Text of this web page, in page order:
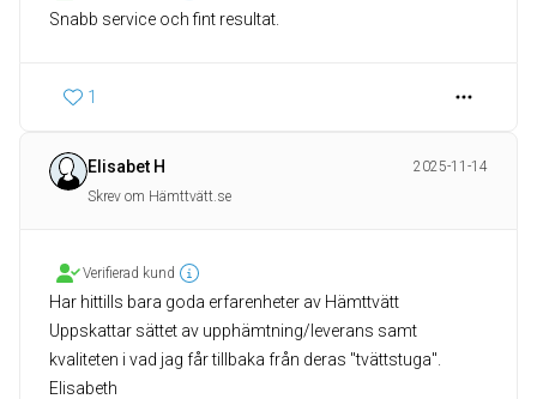
Snabb service och fint resultat.
1
Elisabet H
2025-11-14
Skrev om Hämttvätt.se
Verifierad kund
Har hittills bara goda erfarenheter av Hämttvätt
Uppskattar sättet av upphämtning/leverans samt
kvaliteten i vad jag får tillbaka från deras "tvättstuga".